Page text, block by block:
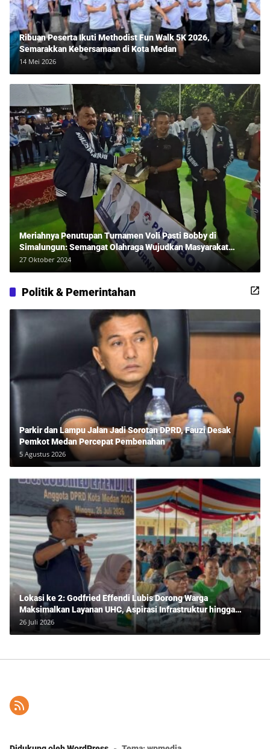
Ribuan Peserta Ikuti Methodist Fun Walk 5K 2026,
Semarakkan Kebersamaan di Kota Medan
14 Mei 2026
Meriahnya Penutupan Turnamen Voli Pasti Bobby di
Simalungun: Semangat Olahraga Wujudkan Masyarakat
Sehat Bersama Erwan Rozadi dan Ribuan Penonton!
27 Oktober 2024
Politik & Pemerintahan
Parkir dan Lampu Jalan Jadi Sorotan DPRD, Fauzi Desak
Pemkot Medan Percepat Pembenahan
5 Agustus 2026
Lokasi ke 2: Godfried Effendi Lubis Dorong Warga
Maksimalkan Layanan UHC, Aspirasi Infrastruktur hingga
Pendidikan Mengemuka dalam Reses Medan Amplas
26 Juli 2026